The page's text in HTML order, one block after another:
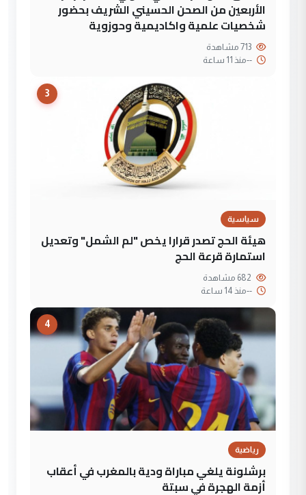
الأربعين من الصحن الحسيني الشريف بحضور
شخصيات علمية واكاديمية وحوزوية
--منذ 11 ساعة
3
سياسية
هيئة الحج تصدر قرارا يخص "لم الشمل" وتعديل
استمارة قرعة الحج
--منذ 14 ساعة
4
رياضية
برشلونة يلغي مباراة ودية بالمغرب في أعقاب
أزمة الهجرة في سبتة